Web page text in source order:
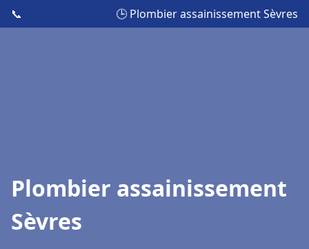
📞 🕒 Plombier assainissement Sèvres
Plombier assainissement
Sèvres